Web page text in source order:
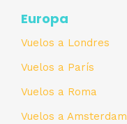
Europa
Vuelos a Londres
Vuelos a París
Vuelos a Roma
Vuelos a Amsterdam